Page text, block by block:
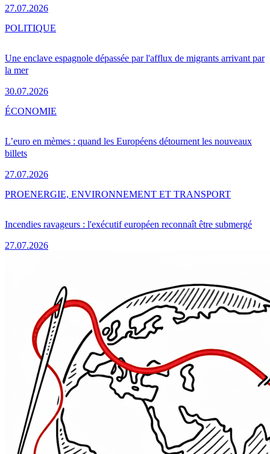
27.07.2026
Une enclave espagnole dépassée par l'afflux de migrants arrivant par
la mer
30.07.2026
POLITIQUE
L’euro en mèmes : quand les Européens détournent les nouveaux
billets
27.07.2026
ÉCONOMIE
Incendies ravageurs : l'exécutif européen reconnaît être submergé
27.07.2026
PROENERGIE, ENVIRONNEMENT ET TRANSPORT